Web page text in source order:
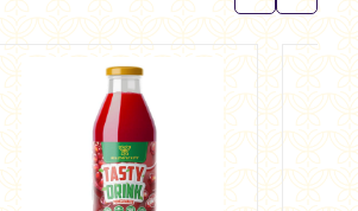
Add to cart
EGP 38.95
Add to cart